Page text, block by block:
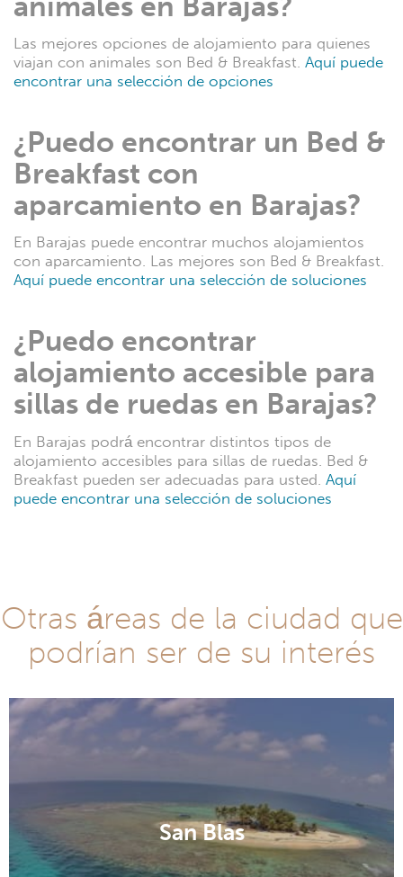
Las mejores opciones de alojamiento para quienes
viajan con animales son Bed & Breakfast. Aquí puede
encontrar una selección de opciones
¿Puedo encontrar un Bed &
Breakfast con
aparcamiento en Barajas?
En Barajas puede encontrar muchos alojamientos
con aparcamiento. Las mejores son Bed & Breakfast.
Aquí puede encontrar una selección de soluciones
¿Puedo encontrar
alojamiento accesible para
sillas de ruedas en Barajas?
En Barajas podrá encontrar distintos tipos de
alojamiento accesibles para sillas de ruedas. Bed &
Breakfast pueden ser adecuadas para usted. Aquí
puede encontrar una selección de soluciones
Otras áreas de la ciudad que
podrían ser de su interés
San Blas